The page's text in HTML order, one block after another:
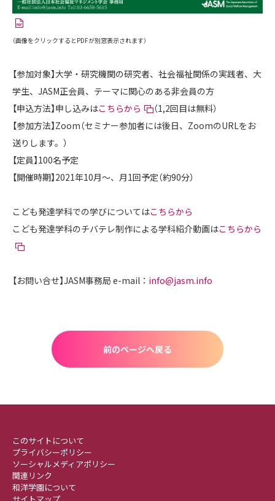
（画像をクリックするとPDFが別窓表示されます）
【参加対象】大学・研究機関の研究者、社会福祉関係の実践者、大
学生、JASM正会員、テーマに関心のある非会員の方
【申込方法】申し込みはこちらから
（1,2回目は無料）
【参加方法】Zoom（セミナー参加者には後日、ZoomのURLをお
送りします。）
【定員】100名予定
【開催時期】2021年10月〜、月1回予定（約90分）
こども発達学科での学びについてはこちらから
こども発達学科のチバテレ制作による学科紹介動画はこちらから
【お問い合せ】JASM事務局 e-mail： info@jasm.info
前のページへ戻る
このサイトについて
プライバシーポリシー
ソーシャルメディアポリシー
関連リンク
和洋学園について